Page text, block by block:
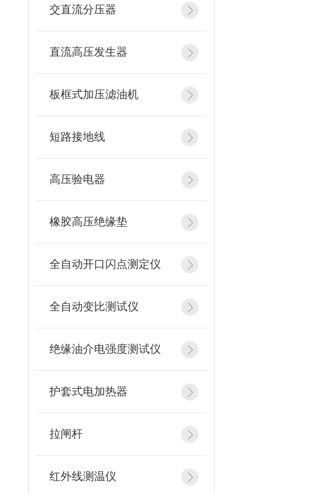
交直流分压器
直流高压发生器
板框式加压滤油机
短路接地线
高压验电器
橡胶高压绝缘垫
全自动开口闪点测定仪
全自动变比测试仪
绝缘油介电强度测试仪
护套式电加热器
拉闸杆
红外线测温仪